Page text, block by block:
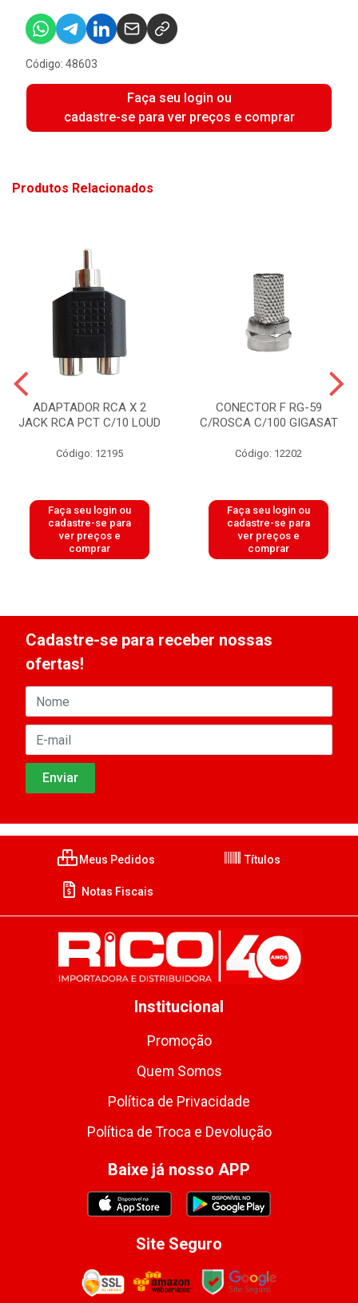
Código: 48603
Faça seu login ou
cadastre-se para ver preços e comprar
Produtos Relacionados
ADAPTADOR RCA X 2
JACK RCA PCT C/10 LOUD
Código: 12195
Faça seu login ou
cadastre-se para
ver preços e
comprar
CONECTOR F RG-59
C/ROSCA C/100 GIGASAT
Código: 12202
Faça seu login ou
cadastre-se para
ver preços e
comprar
Cadastre-se para receber nossas
ofertas!
Meus Pedidos Títulos
Notas Fiscais
Institucional
Promoção
Quem Somos
Política de Privacidade
Política de Troca e Devolução
Baixe já nosso APP
Site Seguro